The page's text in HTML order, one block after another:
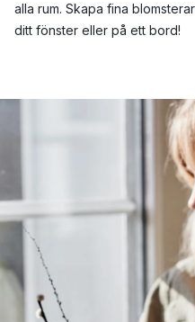
alla rum. Skapa fina
ditt fönster eller på ett bord!